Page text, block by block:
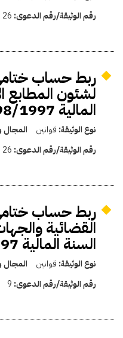
رقم الوثيقة/رقم الدعوى: 26
ربط حساب ختامي
لشئون المطابع
المالية 1998/1997
نوع الوثيقة: قوانين المجال
رقم الوثيقة/رقم الدعوى: 26
ربط حساب
القضائية
السنة المالية 1997/ 1998
نوع الوثيقة: قوانين المجال
رقم الوثيقة/رقم الدعوى: 9